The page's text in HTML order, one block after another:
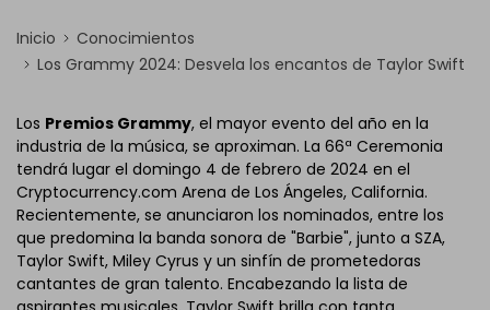
Inicio
Conocimientos
Los Grammy 2024: Desvela los encantos de Taylor Swift
Los Premios Grammy, el mayor evento del año en la
industria de la música, se aproximan. La 66ª Ceremonia
tendrá lugar el domingo 4 de febrero de 2024 en el
Cryptocurrency.com Arena de Los Ángeles, California.
Recientemente, se anunciaron los nominados, entre los
que predomina la banda sonora de "Barbie", junto a SZA,
Taylor Swift, Miley Cyrus y un sinfín de prometedoras
cantantes de gran talento. Encabezando la lista de